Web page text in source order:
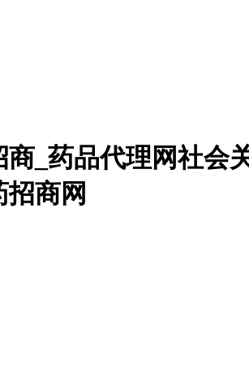
_药品代理网社会
商网